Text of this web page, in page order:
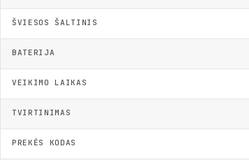
ŠVIESOS ŠALTINIS
BATERIJA
VEIKIMO LAIKAS
TVIRTINIMAS
PREKĖS KODAS